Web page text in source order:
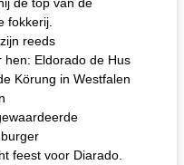
fokkerij.
reeds
Eldorado de Hus
Körung in Westfalen
feest voor Diarado.